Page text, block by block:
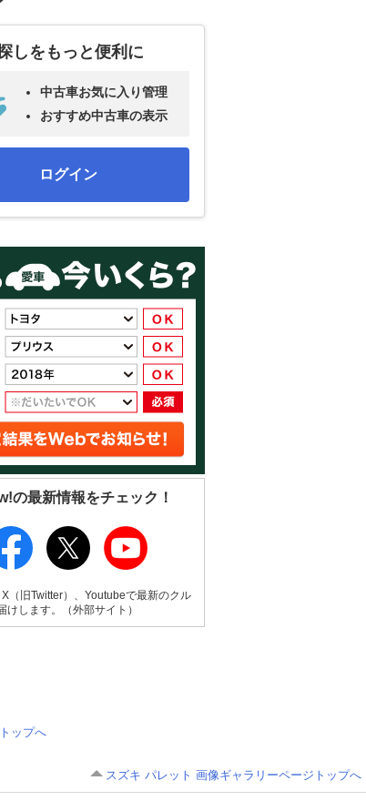
しをもっと便利に
中古車お気に入り管理
おすすめ中古車の表示
ログイン
の最新情報をチェック！
（旧Twitter）、Youtubeで最新のクル
けします。（外部サイト）
ップへ
スズキ パレット 画像ギャラリーページトップへ